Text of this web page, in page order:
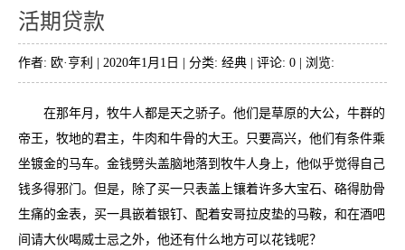
活期贷款
作者: 欧·亨利 | 2020年1月1日 | 分类: 经典 | 评论: 0 | 浏览:
在那年月，牧牛人都是天之骄子。他们是草原的大公，牛群的
帝王，牧地的君主，牛肉和牛骨的大王。只要高兴，他们有条件乘
坐镀金的马车。金钱劈头盖脑地落到牧牛人身上，他似乎觉得自己
钱多得邪门。但是，除了买一只表盖上镶着许多大宝石、硌得肋骨
生痛的金表，买一具嵌着银钉、配着安哥拉皮垫的马鞍，和在酒吧
间请大伙喝威士忌之外，他还有什么地方可以花钱呢？